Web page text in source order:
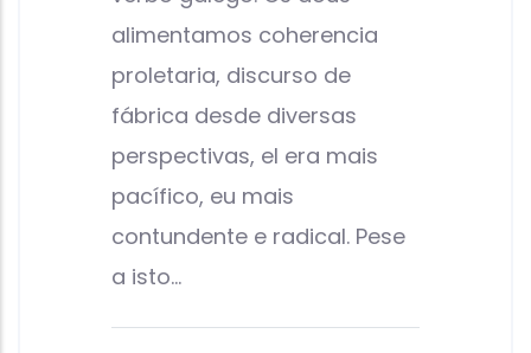
alimentamos coherencia
proletaria, discurso de
fábrica desde diversas
perspectivas, el era mais
pacífico, eu mais
contundente e radical. Pese
a isto…